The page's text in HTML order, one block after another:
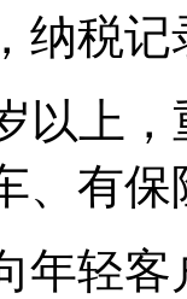
纳税记
以上
、有保
年轻客